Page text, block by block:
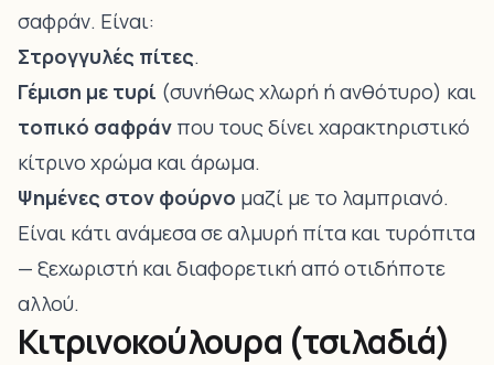
σαφράν. Είναι:
Στρογγυλές πίτες.
Γέμιση με τυρί (συνήθως χλωρή ή ανθότυρο) και
τοπικό σαφράν που τους δίνει χαρακτηριστικό
κίτρινο χρώμα και άρωμα.
Ψημένες στον φούρνο μαζί με το λαμπριανό.
Είναι κάτι ανάμεσα σε αλμυρή πίτα και τυρόπιτα
— ξεχωριστή και διαφορετική από οτιδήποτε
αλλού.
Κιτρινοκούλουρα (τσιλαδιά)